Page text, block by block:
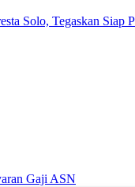
Solo, Tegaskan Siap
Gaji ASN